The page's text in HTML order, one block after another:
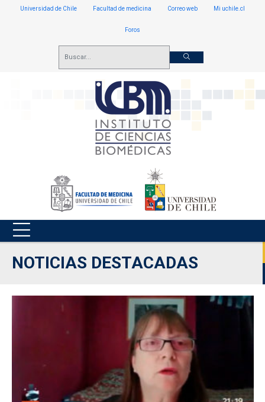
Universidad de Chile Facultad de medicina Correo web Mi uchile.cl
Foros
NOTICIAS DESTACADAS